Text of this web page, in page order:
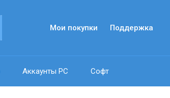
Мои покупки Поддержка
Аккаунты PC Софт